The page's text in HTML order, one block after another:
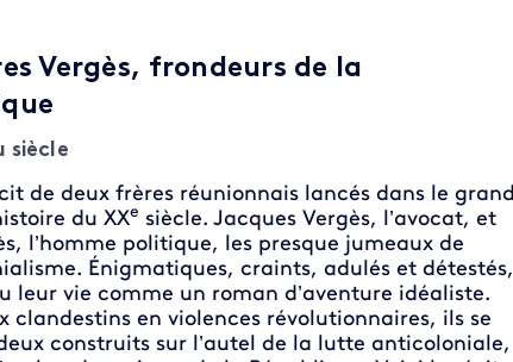
Vergès, frondeurs de la
siècle
de deux frères réunionnais lancés dans le grand
du XXe siècle. Jacques Vergès, l’avocat, et
l’homme politique, les presque jumeaux de
Énigmatiques, craints, adulés et détestés,
leur vie comme un roman d’aventure idéaliste.
clandestins en violences révolutionnaires, ils se
construits sur l’autel de la lutte anticoloniale,